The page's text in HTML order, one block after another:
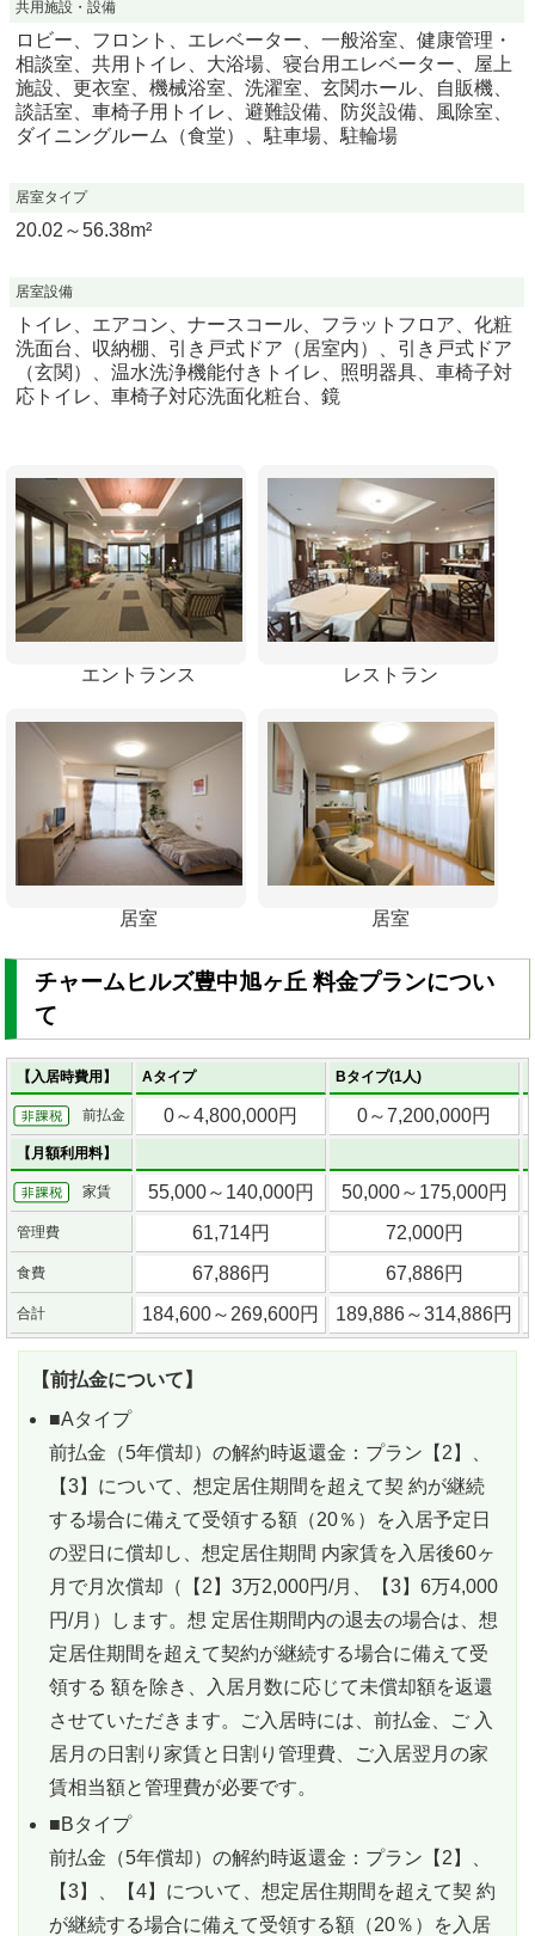
共用施設・設備
ロビー、フロント、エレベーター、一般浴室、健康管理・
相談室、共用トイレ、大浴場、寝台用エレベーター、屋上
施設、更衣室、機械浴室、洗濯室、玄関ホール、自販機、
談話室、車椅子用トイレ、避難設備、防災設備、風除室、
ダイニングルーム（食堂）、駐車場、駐輪場
居室タイプ
20.02～56.38m²
居室設備
トイレ、エアコン、ナースコール、フラットフロア、化粧
洗面台、収納棚、引き戸式ドア（居室内）、引き戸式ドア
（玄関）、温水洗浄機能付きトイレ、照明器具、車椅子対
応トイレ、車椅子対応洗面化粧台、鏡
エントランス レストラン
居室 居室
チャームヒルズ豊中旭ヶ丘 料金プランについ
て
【入居時費用】 Aタイプ Bタイプ(1人)
前払金 0～4,800,000円 0～7,200,000円
【月額利用料】
家賃 55,000～140,000円 50,000～175,000円
管理費 61,714円 72,000円
食費 67,886円 67,886円
合計 184,600～269,600円 189,886～314,886円
【前払金について】
■Aタイプ
前払金（5年償却）の解約時返還金：プラン【2】、
【3】について、想定居住期間を超えて契 約が継続
する場合に備えて受領する額（20％）を入居予定日
の翌日に償却し、想定居住期間 内家賃を入居後60ヶ
月で月次償却（【2】3万2,000円/月、【3】6万4,000
円/月）します。想 定居住期間内の退去の場合は、想
定居住期間を超えて契約が継続する場合に備えて受
領する 額を除き、入居月数に応じて未償却額を返還
させていただきます。ご入居時には、前払金、ご 入
居月の日割り家賃と日割り管理費、ご入居翌月の家
賃相当額と管理費が必要です。
■Bタイプ
前払金（5年償却）の解約時返還金：プラン【2】、
【3】、【4】について、想定居住期間を超えて契 約
が継続する場合に備えて受領する額（20％）を入居